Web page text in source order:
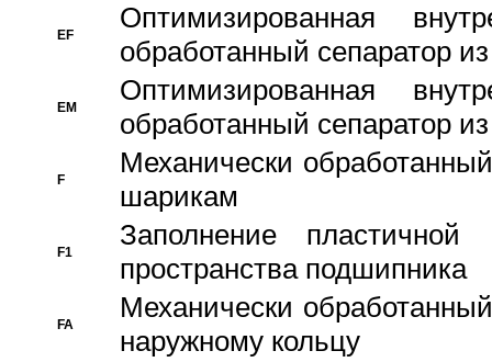
EF
Оптимизированная
обработанный сепаратор
EM
Оптимизированная
обработанный сепаратор
F
Механически
шарикам
F1
Заполнение
пространства подшипника
FA
Механически
наружному кольцу